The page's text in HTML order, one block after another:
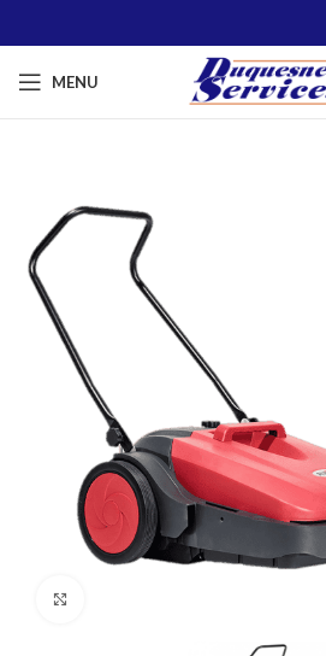
MENU